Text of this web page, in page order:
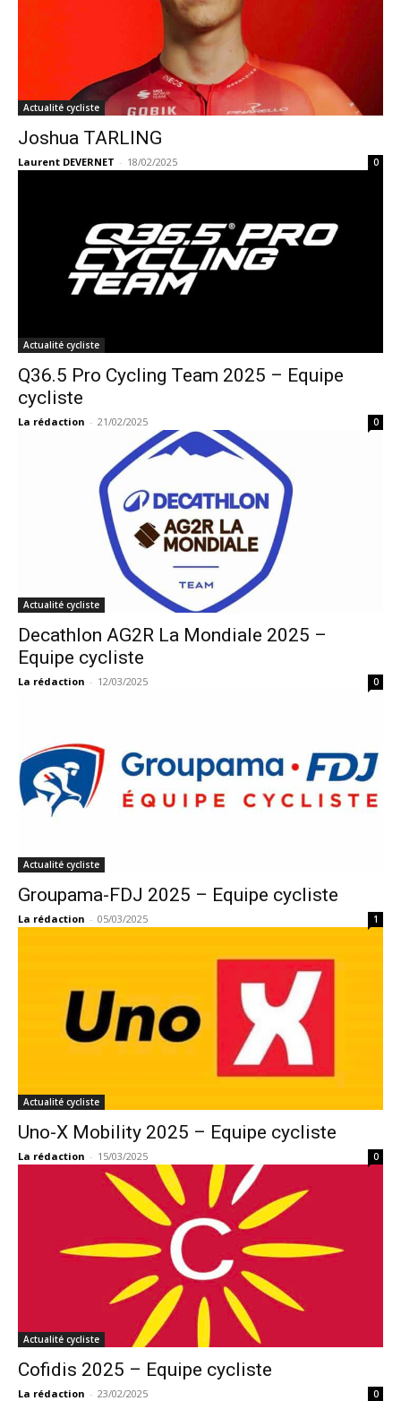
Actualité cycliste
Joshua TARLING
Laurent DEVERNET - 18/02/2025 0
Actualité cycliste
Q36.5 Pro Cycling Team 2025 – Equipe
cycliste
La rédaction - 21/02/2025 0
Actualité cycliste
Decathlon AG2R La Mondiale 2025 –
Equipe cycliste
La rédaction - 12/03/2025 0
Actualité cycliste
Groupama-FDJ 2025 – Equipe cycliste
La rédaction - 05/03/2025 1
Actualité cycliste
Uno-X Mobility 2025 – Equipe cycliste
La rédaction - 15/03/2025 0
Actualité cycliste
Cofidis 2025 – Equipe cycliste
La rédaction - 23/02/2025 0